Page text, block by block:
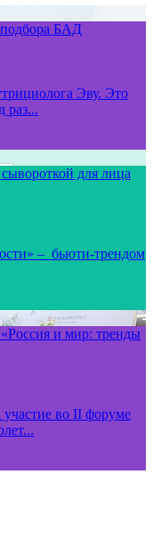
подбора БАД
Эву. Это
раз...
для лица
– бьюти-трендом
и мир: тренды
во II форуме